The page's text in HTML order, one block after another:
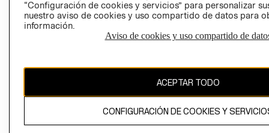
El contenido de esta página web está protegido por copyright y es
“Configuración de cookies y servicios” para personalizar
nuestro aviso de cookies y uso compartido de datos para
información.
Aviso de cookies y uso compartido de
ACEPTAR TODO
CONFIGURACIÓN DE COOKIES Y